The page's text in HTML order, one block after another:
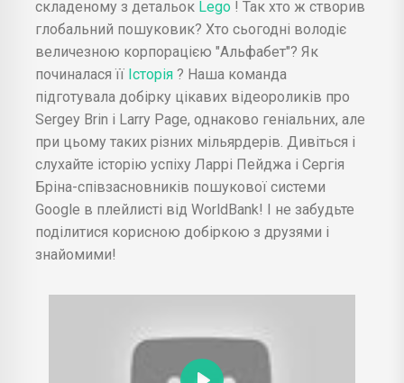
складеному з детальок Lego ! Так хто ж створив
глобальний пошуковик? Хто сьогодні володіє
величезною корпорацією "Альфабет"? Як
починалася її Історія ? Наша команда
підготувала добірку цікавих відеороликів про
Sergey Brin і Larry Page, однаково геніальних, але
при цьому таких різних мільярдерів. Дивіться і
слухайте історію успіху Ларрі Пейджа і Сергія
Бріна-співзасновників пошукової системи
Google в плейлисті від WorldBank! І не забудьте
поділитися корисною добіркою з друзями і
знайомими!